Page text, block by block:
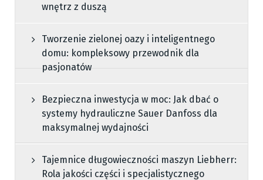
wnętrz z duszą
Tworzenie zielonej oazy i inteligentnego
domu: kompleksowy przewodnik dla
pasjonatów
Bezpieczna inwestycja w moc: Jak dbać o
systemy hydrauliczne Sauer Danfoss dla
maksymalnej wydajności
Tajemnice długowieczności maszyn Liebherr:
Rola jakości części i specjalistycznego